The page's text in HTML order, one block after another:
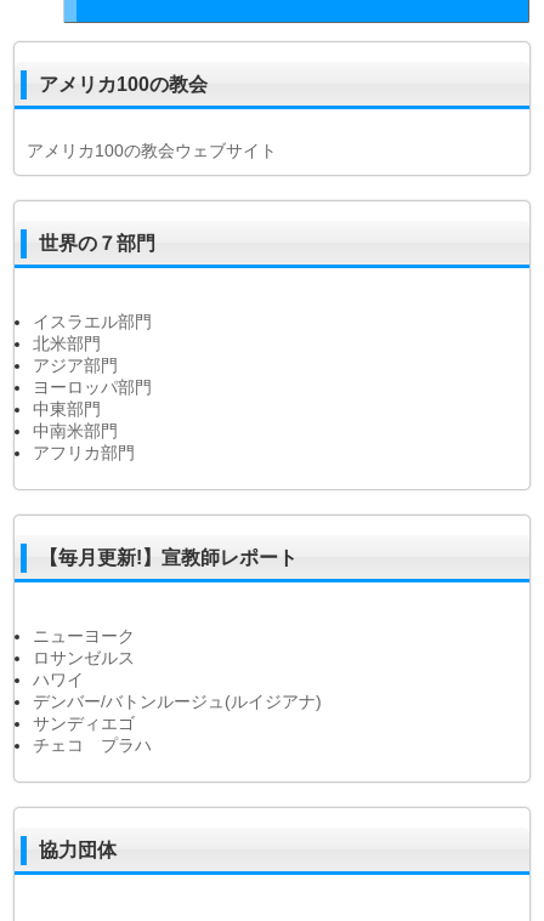
アメリカ100の教会
アメリカ100の教会ウェブサイト
世界の７部門
イスラエル部門
北米部門
アジア部門
ヨーロッパ部門
中東部門
中南米部門
アフリカ部門
【毎月更新!】宣教師レポート
ニューヨーク
ロサンゼルス
ハワイ
デンバー/バトンルージュ(ルイジアナ)
サンディエゴ
チェコ プラハ
協力団体